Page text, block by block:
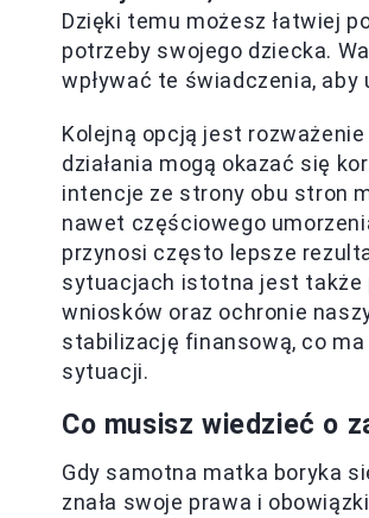
Dzięki temu możesz łatwiej
potrzeby swojego dziecka.
wpływać te świadczenia,
Kolejną opcją jest
działania mogą okazać się
intencje ze strony obu stron
nawet częściowego
przynosi często lepsze
sytuacjach istotna jest także
wniosków oraz ochronie
stabilizację finansową, co
sytuacji.
Co musisz wiedzieć o
Gdy samotna matka boryka
znała swoje prawa i